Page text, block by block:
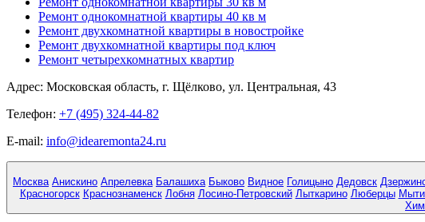
Ремонт однокомнатной квартиры 40 кв м
Ремонт двухкомнатной квартиры в новостройке
Ремонт двухкомнатной квартиры под ключ
Ремонт четырехкомнатных квартир
Адрес: Московская область, г. Щёлково, ул. Центральная, 43
Телефон: +7 (495) 324-44-82
E-mail: info@idearemonta24.ru
Москва Анискино Апрелевка Балашиха Быково Видное Голицыно Дедовск
Красногорск Краснознаменск Лобня Лосино-Петровский Лыткарино Люберцы